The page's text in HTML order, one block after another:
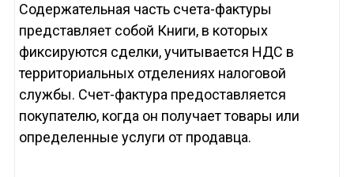
Содержательная часть счета-фактуры
представляет собой Книги, в которых
фиксируются сделки, учитывается НДС в
территориальных отделениях налоговой
службы. Счет-фактура предоставляется
покупателю, когда он получает товары или
определенные услуги от продавца.